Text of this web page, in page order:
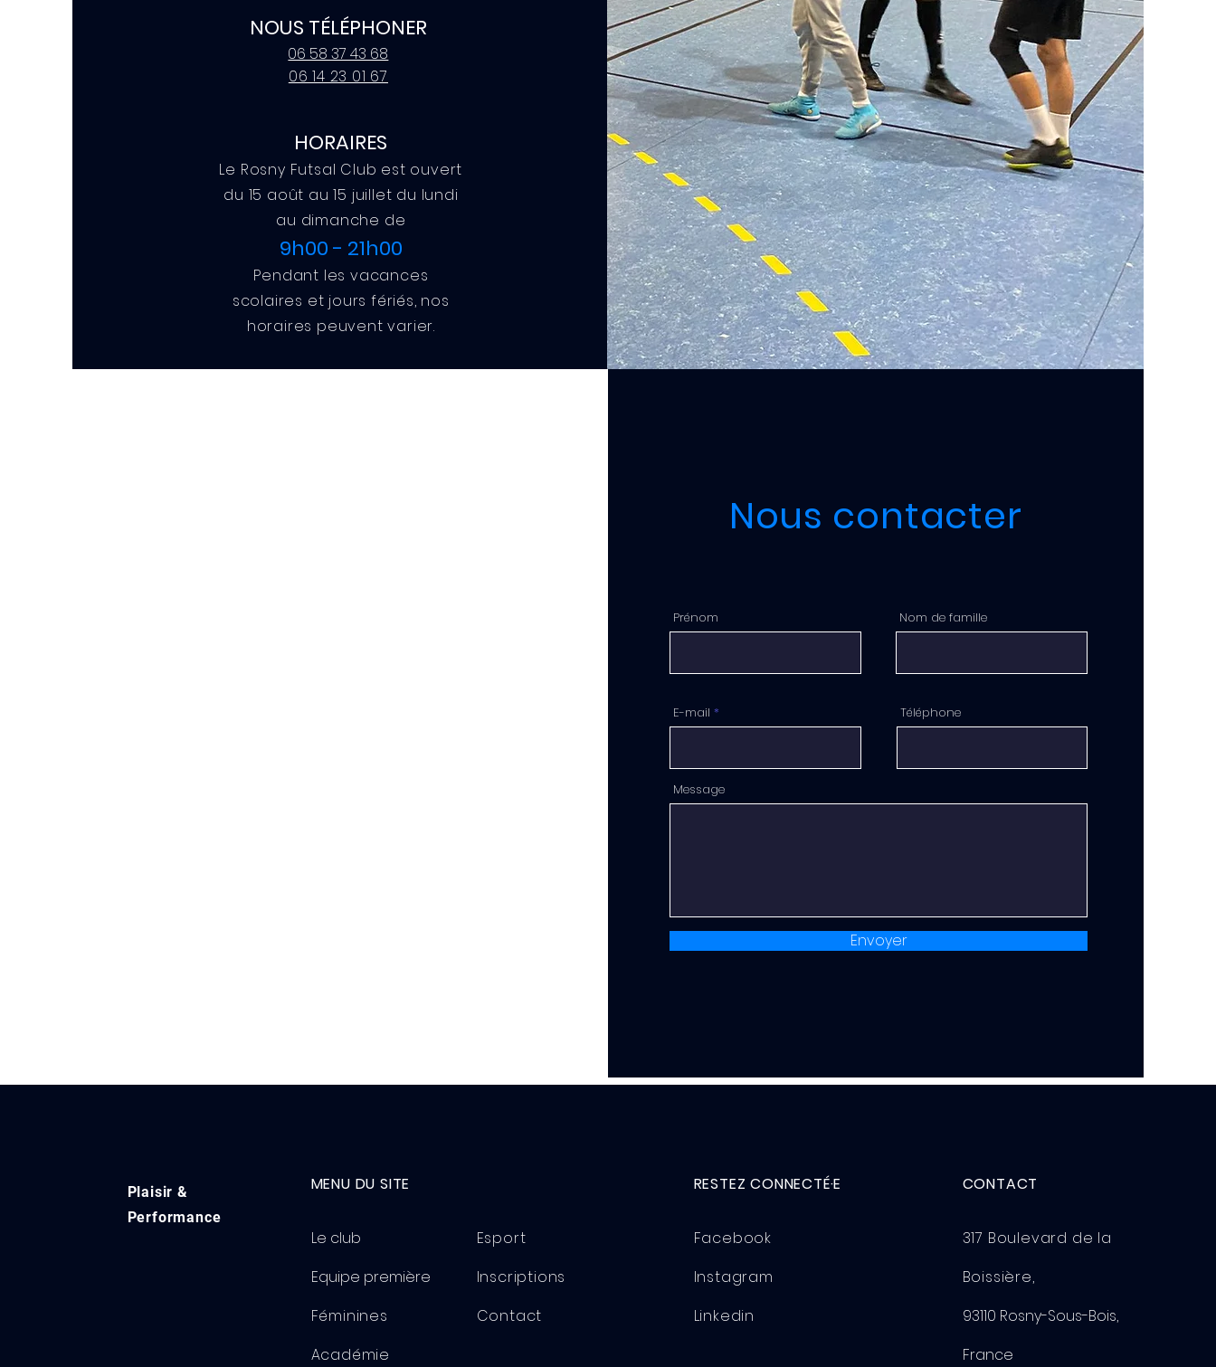
NOUS TÉLÉPHONER
06 58 37 43 68
06 14 23 01 67
HORAIRES
Le Rosny Futsal Club est ouvert
du 15 août au 15 juillet du lundi
au dimanche de
9h00 - 21h00
Pendant les vacances
scolaires et jours fériés, nos
horaires peuvent varier.
Nous contacter
Prénom Nom de famille
E-mail Téléphone
Message
Envoyer
Plaisir &
Performance
MENU DU SITE
Le club
Equipe première
Féminines
Académie
Esport
Inscriptions
Contact
RESTEZ CONNECTÉ·E
Facebook
Instagram
Linkedin
CONTACT
317 Boulevard de la
Boissière,
93110 Rosny-Sous-Bois,
France